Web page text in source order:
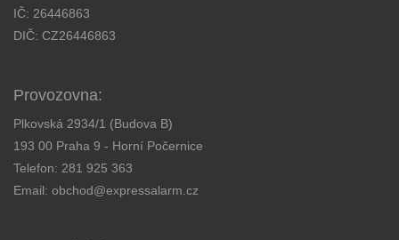
IČ: 26446863
DIČ: CZ26446863
Provozovna:
Plkovská 2934/1 (Budova B)
193 00 Praha 9 - Horní Počernice
Telefon: 281 925 363
Email: obchod@expressalarm.cz